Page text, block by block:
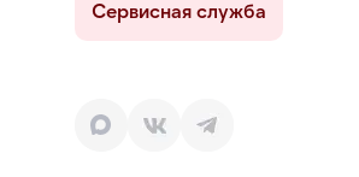
Сервисная служба